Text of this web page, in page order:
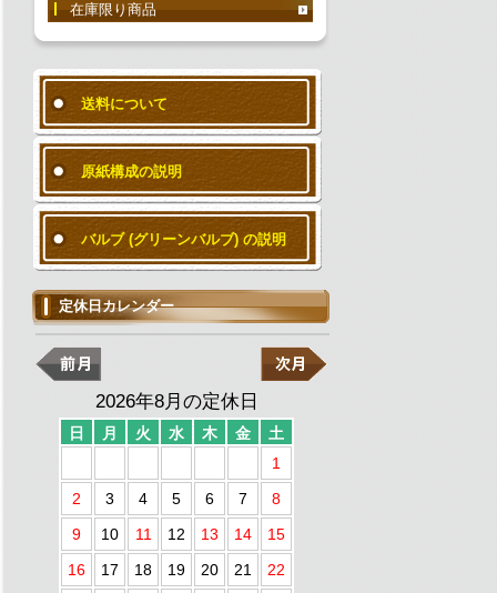
在庫限り商品
送料について
原紙構成の説明
バルブ (グリーンバルブ) の説明
定休日カレンダー
2026年8月の定休日
日 月 火 水 木 金
土
1
2
3 4 5 6 7
8
9
10 11 12 13 14
15
16
17 18 19 20 21
22